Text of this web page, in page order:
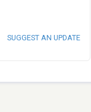
SUGGEST AN UPDATE